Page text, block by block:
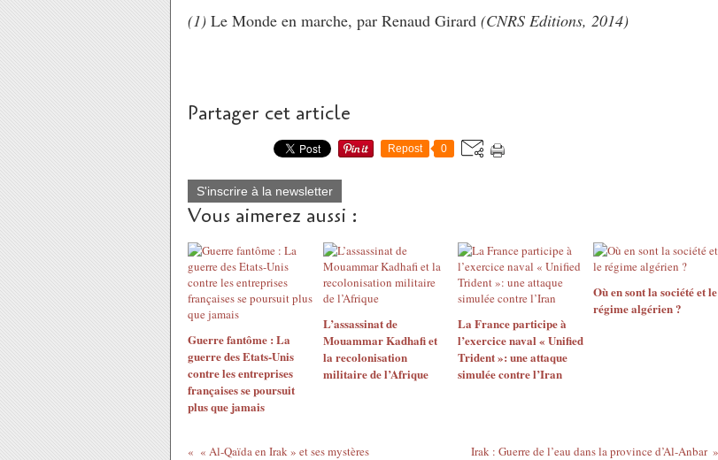
(1) Le Monde en marche, par Renaud Girard (CNRS Editions, 2014)
Partager cet article
Repost 0
S'inscrire à la newsletter
Vous aimerez aussi :
Guerre fantôme : La
guerre des Etats-Unis
contre les entreprises
françaises se poursuit
plus que jamais
L’assassinat de
Mouammar Kadhafi et
la recolonisation
militaire de l’Afrique
La France participe à
l’exercice naval « Unified
Trident »: une attaque
simulée contre l’Iran
Où en sont la société et le
régime algérien ?
« Al-Qaïda en Irak » et ses mystères Irak : Guerre de l’eau dans la province d’Al-Anbar